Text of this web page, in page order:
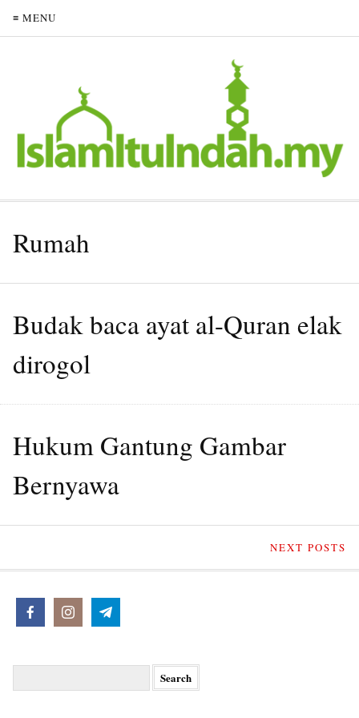
≡ MENU
Rumah
Budak baca ayat al-Quran elak
dirogol
Hukum Gantung Gambar
Bernyawa
NEXT POSTS